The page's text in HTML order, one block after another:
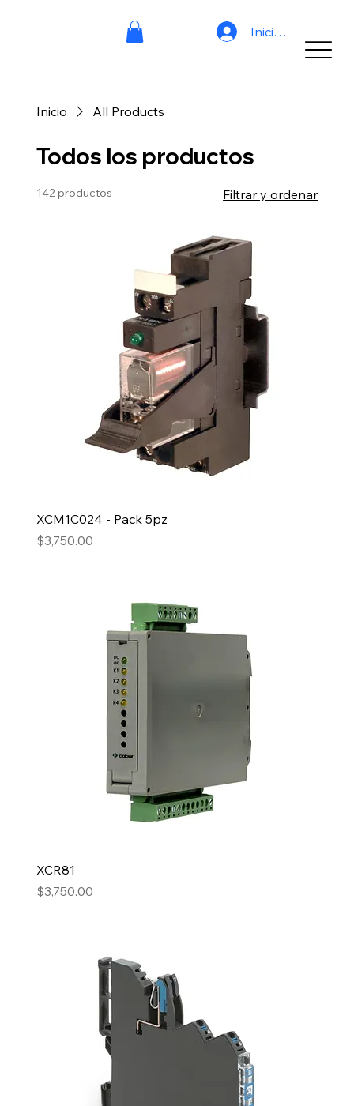
Iniciar sesión
Inicio All Products
Todos los productos
142 productos Filtrar y ordenar
XCM1C024 - Pack 5pz
Precio
$3,750.00
XCR81
Precio
$3,750.00